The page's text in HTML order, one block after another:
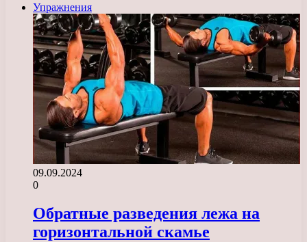
Упражнения
09.09.2024
0
Обратные разведения лежа на
горизонтальной скамье